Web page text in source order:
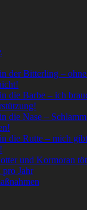
der Bitterling –
die Barbe – ich
die Nase –
die Rutte – mich
und Kormoran
pro Jahr